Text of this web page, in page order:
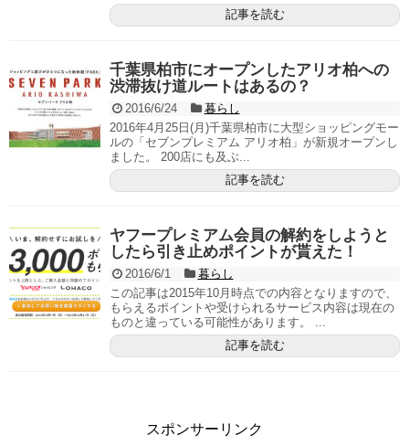
記事を読む
千葉県柏市にオープンしたアリオ柏への
渋滞抜け道ルートはあるの？
2016/6/24
暮らし
2016年4月25日(月)千葉県柏市に大型ショッピングモー
ルの「セブンプレミアム アリオ柏」が新規オープンし
ました。 200店にも及ぶ...
記事を読む
ヤフープレミアム会員の解約をしようと
したら引き止めポイントが貰えた！
2016/6/1
暮らし
この記事は2015年10月時点での内容となりますので、
もらえるポイントや受けられるサービス内容は現在の
ものと違っている可能性があります。 ...
記事を読む
スポンサーリンク